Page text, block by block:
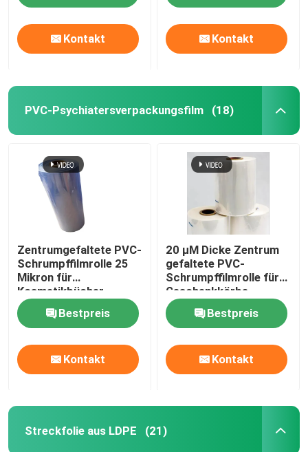
Kontakt Kontakt
PVC-Psychiatersverpackungsfilm (18)
Zentrumgefaltete PVC-
Schrumpffilmrolle 25
Mikron für
Kosmetikbücher
Bestpreis
Kontakt
20 μM Dicke Zentrum
gefaltete PVC-
Schrumpffilmrolle für
Geschenkkörbe
Bestpreis
Kontakt
Streckfolie aus LDPE (21)